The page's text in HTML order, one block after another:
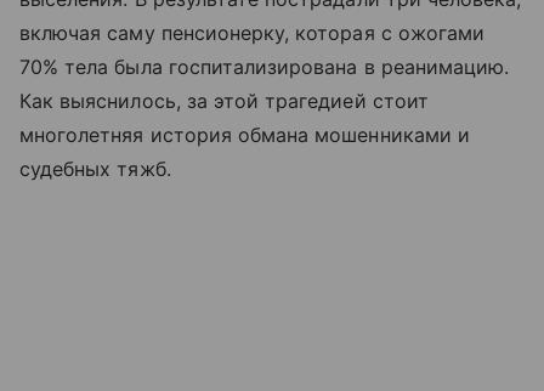
включая саму пенсионерку, которая с ожогами
70% тела была госпитализирована в реанимацию.
Как выяснилось, за этой трагедией стоит
многолетняя история обмана мошенниками и
судебных тяжб.